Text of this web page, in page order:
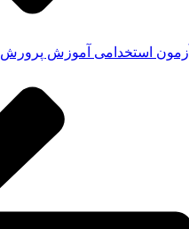
آزمون استخدامی آموزش پرورش